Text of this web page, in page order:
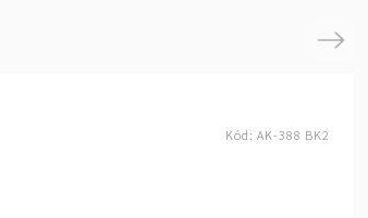
Kód: AK-388 BK2
Next